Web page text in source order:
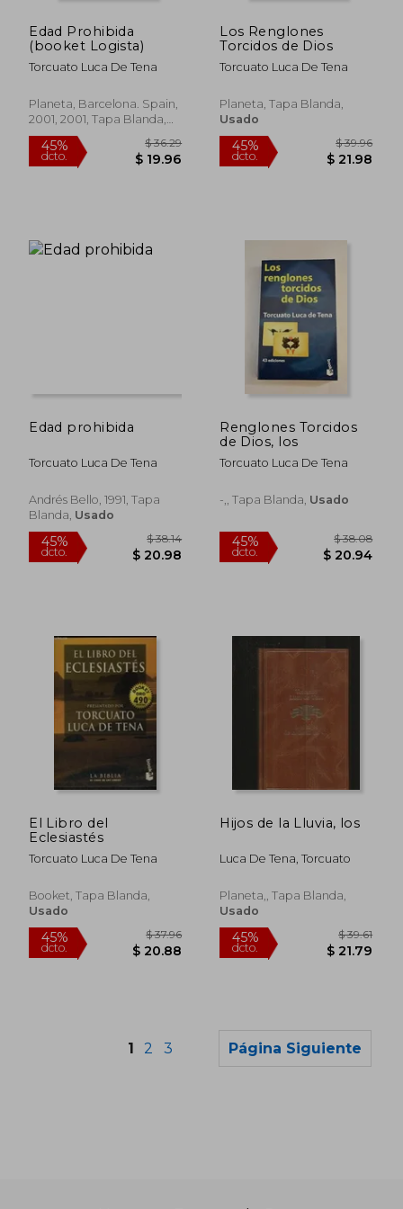
45%
dcto.
45% 45%
Edad Prohibida
(booket Logista)
Torcuato Luca De Tena
Planeta, Barcelona. Spain,
2001, 2001, Tapa Blanda,
Usado
Los Renglones
Torcidos de Dios
Torcuato Luca De Tena
Planeta, Tapa Blanda,
Usado
Edad prohibida
Torcuato Luca De Tena
Andrés Bello, 1991, Tapa
Blanda, Usado
Renglones Torcidos
de Dios, los
Torcuato Luca De Tena
-,, Tapa Blanda, Usado
El Libro del
Eclesiastés
Torcuato Luca De Tena
Booket, Tapa Blanda,
Usado
Hijos de la Lluvia, los
Luca De Tena, Torcuato
Planeta,, Tapa Blanda,
Usado
1 2 3 Página Siguiente